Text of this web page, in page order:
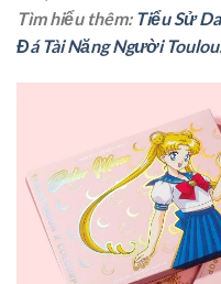
Tìm hiểu thêm: Tiểu Sử
Đá Tài Năng Người